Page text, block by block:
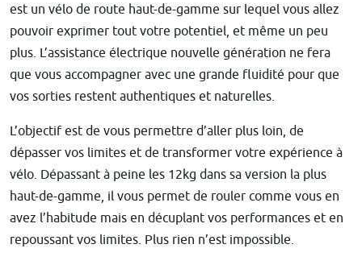
est un vélo de route haut-de-gamme sur lequel vous allez
pouvoir exprimer tout votre potentiel, et même un peu
plus. L’assistance électrique nouvelle génération ne fera
que vous accompagner avec une grande fluidité pour que
vos sorties restent authentiques et naturelles.
L’objectif est de vous permettre d’aller plus loin, de
dépasser vos limites et de transformer votre expérience à
vélo. Dépassant à peine les 12kg dans sa version la plus
haut-de-gamme, il vous permet de rouler comme vous en
avez l’habitude mais en décuplant vos performances et en
repoussant vos limites. Plus rien n’est impossible.